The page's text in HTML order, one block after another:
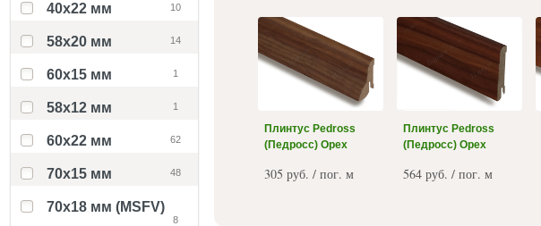
Плинтус Pedross
(Педросс) Орех
305 руб. / пог. м
Плинтус Pedross
(Педросс) Орех
564 руб. / пог. м
40x22 мм 10
58x20 мм 14
60x15 мм 1
58х12 мм 1
60x22 мм 62
70x15 мм 48
70x18 мм (MSFV)
8